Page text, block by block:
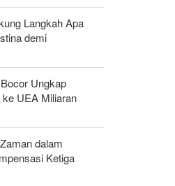
Langkah Apa
demi
Ungkap
UEA Miliaran
dalam
Ketiga